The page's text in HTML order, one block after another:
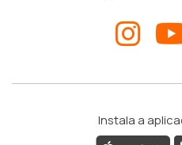
Instala a